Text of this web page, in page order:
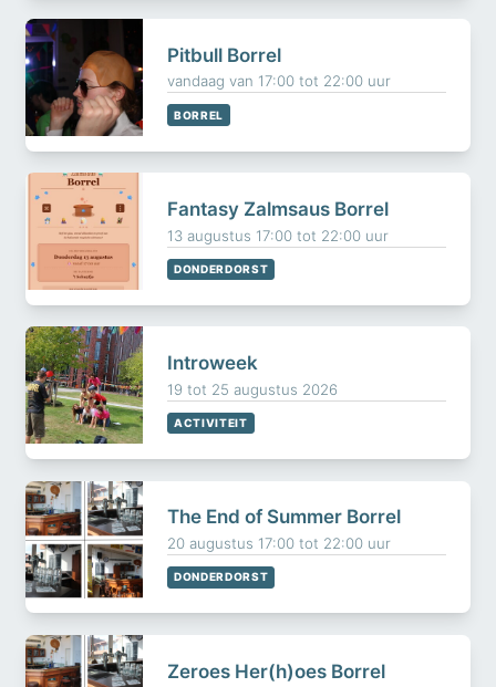
Pitbull Borrel
vandaag van 17:00 tot 22:00 uur
BORREL
Fantasy Zalmsaus Borrel
13 augustus 17:00 tot 22:00 uur
DONDERDORST
Introweek
19 tot 25 augustus 2026
ACTIVITEIT
The End of Summer Borrel
20 augustus 17:00 tot 22:00 uur
DONDERDORST
Zeroes Her(h)oes Borrel